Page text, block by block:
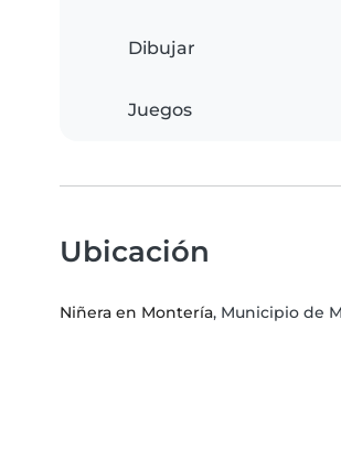
Dibujar
Juegos
Ubicación
Niñera en Montería, Municipio de